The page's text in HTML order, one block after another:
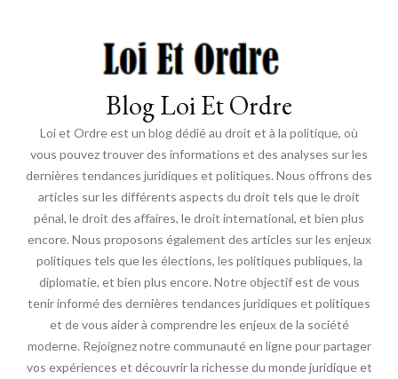
Blog Loi Et Ordre
Loi et Ordre est un blog dédié au droit et à la politique, où
vous pouvez trouver des informations et des analyses sur les
dernières tendances juridiques et politiques. Nous offrons des
articles sur les différents aspects du droit tels que le droit
pénal, le droit des affaires, le droit international, et bien plus
encore. Nous proposons également des articles sur les enjeux
politiques tels que les élections, les politiques publiques, la
diplomatie, et bien plus encore. Notre objectif est de vous
tenir informé des dernières tendances juridiques et politiques
et de vous aider à comprendre les enjeux de la société
moderne. Rejoignez notre communauté en ligne pour partager
vos expériences et découvrir la richesse du monde juridique et